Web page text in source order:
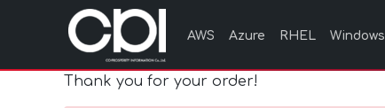
AWS Azure RHEL Windows
Thank you for your order!